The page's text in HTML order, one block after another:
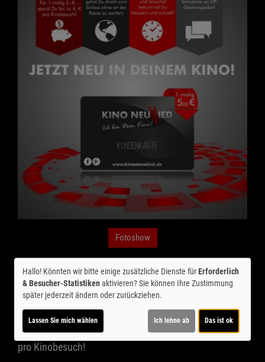
Fotoshow
Immer zum besten Preis ins Kino!
Mit Deiner Kundenkarte zahlst Du nur den günstigen
Kinotagpreis und zwar an allen Tagen, für alle
regulären Filme! Für 1-malig 5,-€ sparst Du bis zu 4,-€
pro Kinobesuch!
Hallo! Könnten wir bitte einige zusätzliche Dienste fürErforderlich
& Besucher-Statistikenaktivieren? Sie können Ihre Zustimmung
später jederzeit ändern oder zurückziehen.
Lassen Sie mich wählen Ich lehne ab Das ist ok